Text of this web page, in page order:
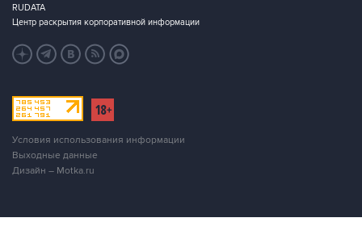
RUDATA
Центр раскрытия корпоративной информации
Условия использования информации
Выходные данные
Дизайн – Motka.ru